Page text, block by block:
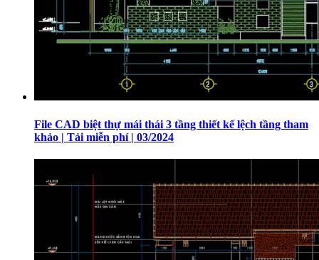
File CAD biệt thự mái thái 3 tầng thiết kế lệch tầng tham
khảo | Tải miễn phí | 03/2024